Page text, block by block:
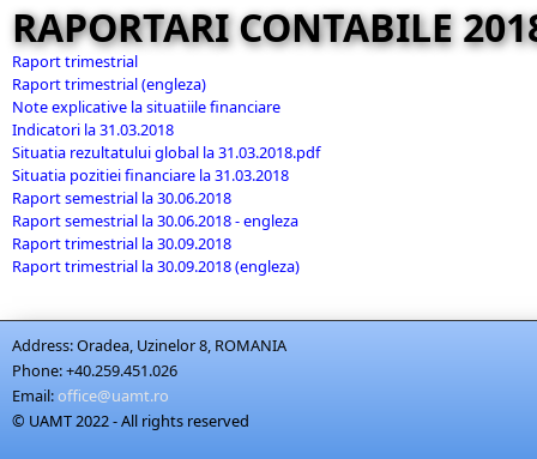
RAPORTARI CONTABILE
Raport trimestrial
Raport trimestrial (engleza)
Note explicative la situatiile financiare
Indicatori la 31.03.2018
Situatia rezultatului global la 31.03.2018.pdf
Situatia pozitiei financiare la 31.03.2018
Raport semestrial la 30.06.2018
Raport semestrial la 30.06.2018 - engleza
Raport trimestrial la 30.09.2018
Raport trimestrial la 30.09.2018 (engleza)
Address:Oradea, Uzinelor 8, ROMANIA
Phone:+40.259.451.026
Email:office@uamt.ro
© UAMT 2022 - All rights reserved